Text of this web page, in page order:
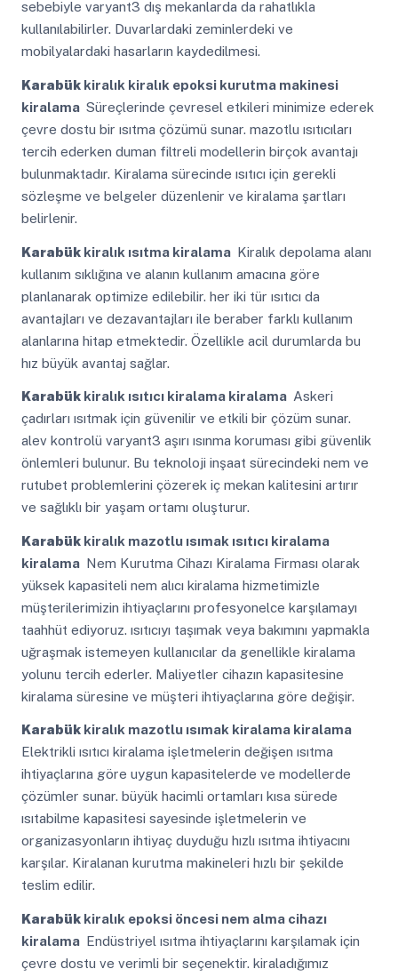
sebebiyle varyant3 dış mekanlarda da rahatlıkla
kullanılabilirler. Duvarlardaki zeminlerdeki ve
mobilyalardaki hasarların kaydedilmesi.
Karabükkiralık kiralık epoksi kurutma makinesi
kiralama Süreçlerinde çevresel etkileri minimize ederek
çevre dostu bir ısıtma çözümü sunar. mazotlu ısıtıcıları
tercih ederken duman filtreli modellerin birçok avantajı
bulunmaktadır. Kiralama sürecinde ısıtıcı için gerekli
sözleşme ve belgeler düzenlenir ve kiralama şartları
belirlenir.
Karabükkiralık ısıtma kiralama Kiralık depolama alanı
kullanım sıklığına ve alanın kullanım amacına göre
planlanarak optimize edilebilir. her iki tür ısıtıcı da
avantajları ve dezavantajları ile beraber farklı kullanım
alanlarına hitap etmektedir. Özellikle acil durumlarda bu
hız büyük avantaj sağlar.
Karabükkiralık ısıtıcı kiralama kiralama Askeri
çadırları ısıtmak için güvenilir ve etkili bir çözüm sunar.
alev kontrolü varyant3 aşırı ısınma koruması gibi güvenlik
önlemleri bulunur. Bu teknoloji inşaat sürecindeki nem ve
rutubet problemlerini çözerek iç mekan kalitesini artırır
ve sağlıklı bir yaşam ortamı oluşturur.
Karabükkiralık mazotlu ısımak ısıtıcı kiralama
kiralama Nem Kurutma Cihazı Kiralama Firması olarak
yüksek kapasiteli nem alıcı kiralama hizmetimizle
müşterilerimizin ihtiyaçlarını profesyonelce karşılamayı
taahhüt ediyoruz. ısıtıcıyı taşımak veya bakımını yapmakla
uğraşmak istemeyen kullanıcılar da genellikle kiralama
yolunu tercih ederler. Maliyetler cihazın kapasitesine
kiralama süresine ve müşteri ihtiyaçlarına göre değişir.
Karabükkiralık mazotlu ısımak kiralama kiralama
Elektrikli ısıtıcı kiralama işletmelerin değişen ısıtma
ihtiyaçlarına göre uygun kapasitelerde ve modellerde
çözümler sunar. büyük hacimli ortamları kısa sürede
ısıtabilme kapasitesi sayesinde işletmelerin ve
organizasyonların ihtiyaç duyduğu hızlı ısıtma ihtiyacını
karşılar. Kiralanan kurutma makineleri hızlı bir şekilde
teslim edilir.
Karabükkiralık epoksi öncesi nem alma cihazı
kiralama Endüstriyel ısıtma ihtiyaçlarını karşılamak için
çevre dostu ve verimli bir seçenektir. kiraladığımız